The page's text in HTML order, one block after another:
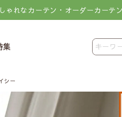
ゃれなカーテン・オーダーカーテ
集
シー